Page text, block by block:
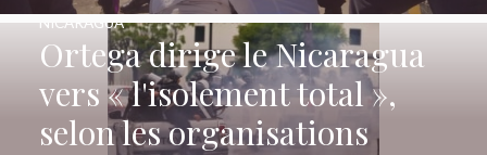
Ortega dirige le Nicaragua
vers « l'isolement total »,
selon les organisations
NICARAGUA